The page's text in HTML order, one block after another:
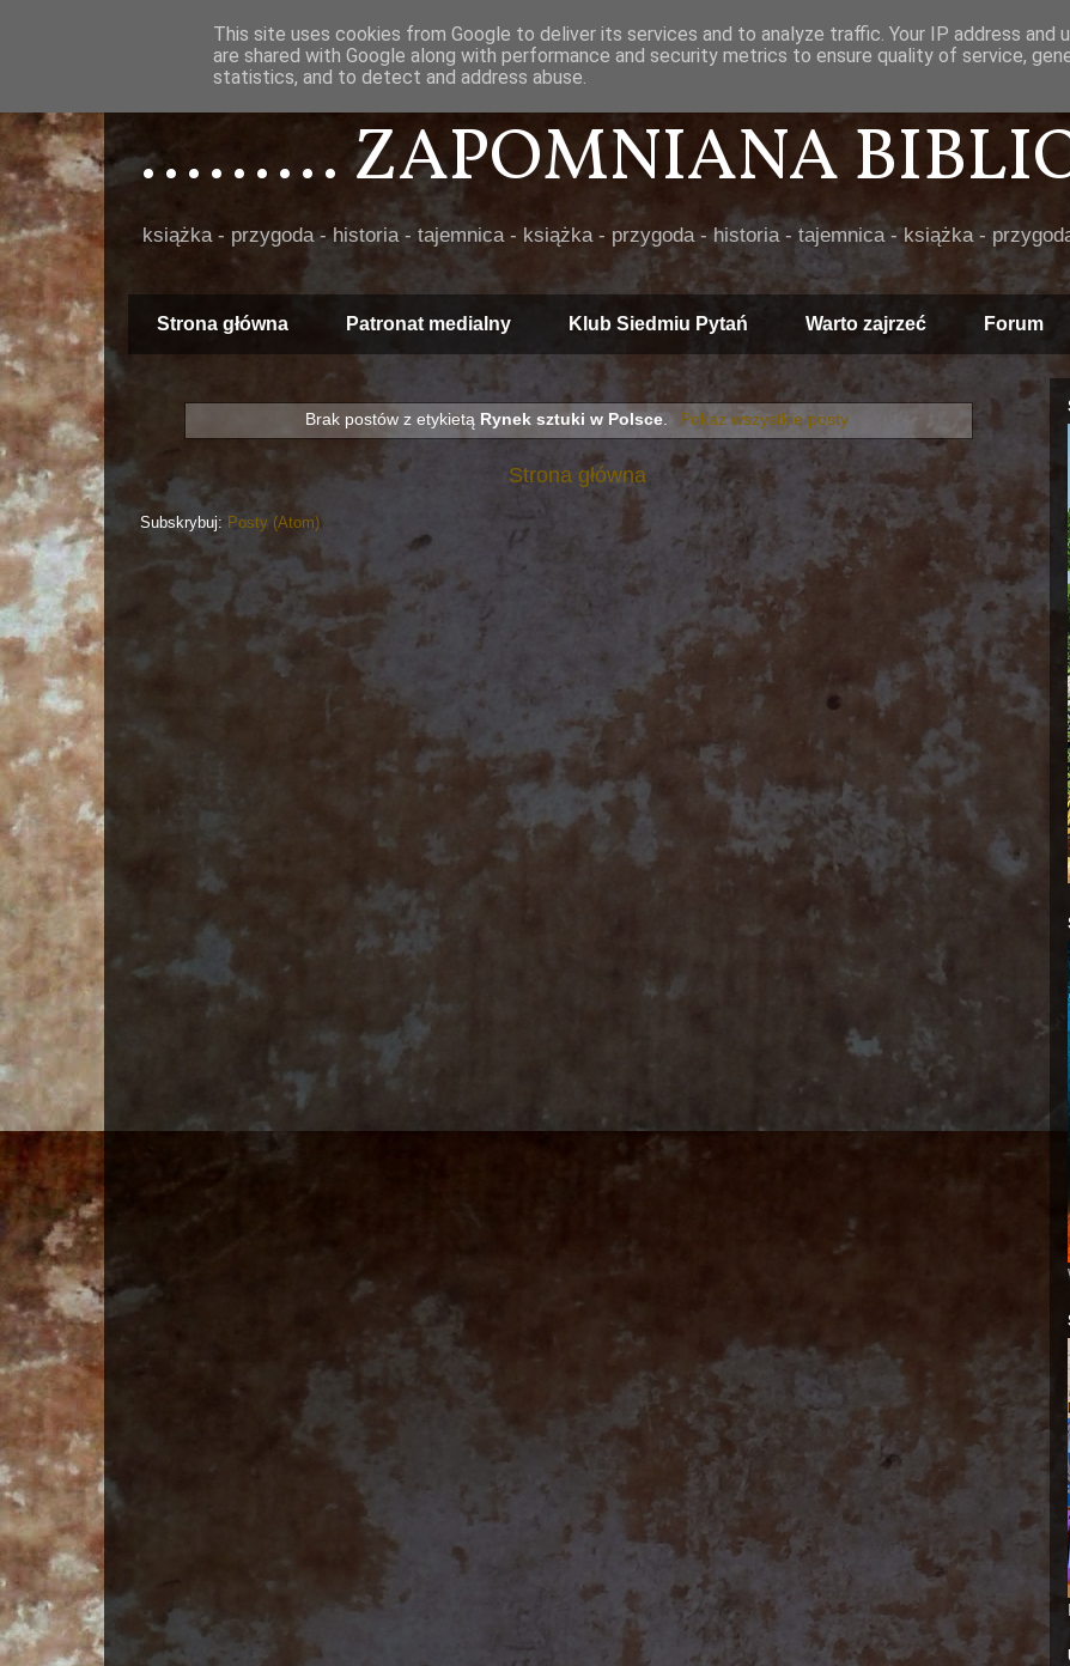
......... ZAPOMNIANA
książka - przygoda - historia - tajemnica - książka - przygoda - historia - tajemnica - książka -
Strona główna Patronat medialny Klub Siedmiu Pytań Warto zajrzeć Forum
Brak postów z etykietą Rynek sztuki w Polsce. Pokaż wszystkie posty
Strona główna
Subskrybuj: Posty (Atom)
This site uses cookies from Google to deliver its services and to analyze traffic. Your IP address and
are shared with Google along with performance and security metrics to ensure quality of service,
statistics, and to detect and address abuse.